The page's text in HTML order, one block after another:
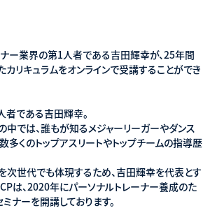
ー業界の第1人者である吉田輝幸が、25年間
リキュラムをオンラインで受講することができ
者である吉田輝幸。
では、誰もが知るメジャーリーガーやダンス
多くのトップアスリートやトップチームの指導歴
次世代でも体現するため、吉田輝幸を代表とす
は、2020年にパーソナルトレーナー養成のた
ナーを開講しております。